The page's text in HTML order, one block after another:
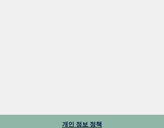
개인 정보 정책